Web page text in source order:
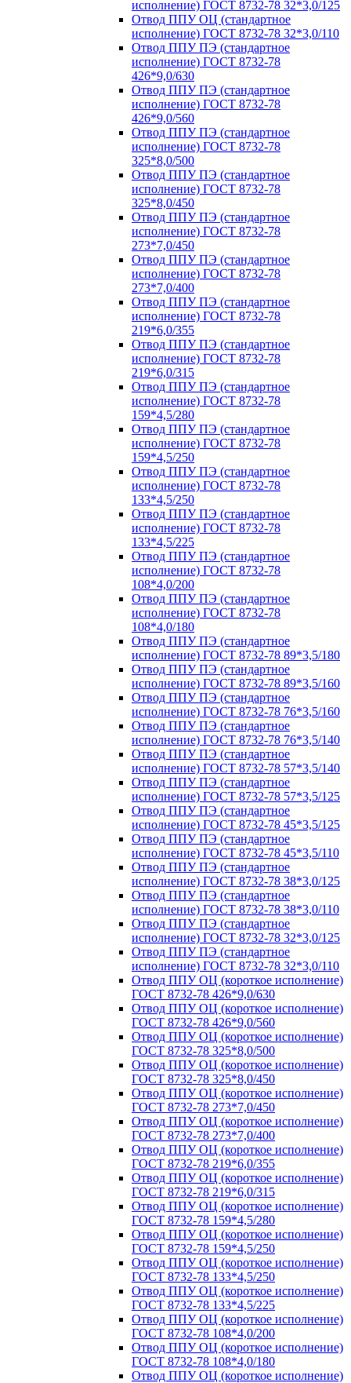
исполнение) ГОСТ 8732-78 32*3,0/125
Отвод ППУ ОЦ (стандартное
исполнение) ГОСТ 8732-78 32*3,0/110
Отвод ППУ ПЭ (стандартное
исполнение) ГОСТ 8732-78
426*9,0/630
Отвод ППУ ПЭ (стандартное
исполнение) ГОСТ 8732-78
426*9,0/560
Отвод ППУ ПЭ (стандартное
исполнение) ГОСТ 8732-78
325*8,0/500
Отвод ППУ ПЭ (стандартное
исполнение) ГОСТ 8732-78
325*8,0/450
Отвод ППУ ПЭ (стандартное
исполнение) ГОСТ 8732-78
273*7,0/450
Отвод ППУ ПЭ (стандартное
исполнение) ГОСТ 8732-78
273*7,0/400
Отвод ППУ ПЭ (стандартное
исполнение) ГОСТ 8732-78
219*6,0/355
Отвод ППУ ПЭ (стандартное
исполнение) ГОСТ 8732-78
219*6,0/315
Отвод ППУ ПЭ (стандартное
исполнение) ГОСТ 8732-78
159*4,5/280
Отвод ППУ ПЭ (стандартное
исполнение) ГОСТ 8732-78
159*4,5/250
Отвод ППУ ПЭ (стандартное
исполнение) ГОСТ 8732-78
133*4,5/250
Отвод ППУ ПЭ (стандартное
исполнение) ГОСТ 8732-78
133*4,5/225
Отвод ППУ ПЭ (стандартное
исполнение) ГОСТ 8732-78
108*4,0/200
Отвод ППУ ПЭ (стандартное
исполнение) ГОСТ 8732-78
108*4,0/180
Отвод ППУ ПЭ (стандартное
исполнение) ГОСТ 8732-78 89*3,5/180
Отвод ППУ ПЭ (стандартное
исполнение) ГОСТ 8732-78 89*3,5/160
Отвод ППУ ПЭ (стандартное
исполнение) ГОСТ 8732-78 76*3,5/160
Отвод ППУ ПЭ (стандартное
исполнение) ГОСТ 8732-78 76*3,5/140
Отвод ППУ ПЭ (стандартное
исполнение) ГОСТ 8732-78 57*3,5/140
Отвод ППУ ПЭ (стандартное
исполнение) ГОСТ 8732-78 57*3,5/125
Отвод ППУ ПЭ (стандартное
исполнение) ГОСТ 8732-78 45*3,5/125
Отвод ППУ ПЭ (стандартное
исполнение) ГОСТ 8732-78 45*3,5/110
Отвод ППУ ПЭ (стандартное
исполнение) ГОСТ 8732-78 38*3,0/125
Отвод ППУ ПЭ (стандартное
исполнение) ГОСТ 8732-78 38*3,0/110
Отвод ППУ ПЭ (стандартное
исполнение) ГОСТ 8732-78 32*3,0/125
Отвод ППУ ПЭ (стандартное
исполнение) ГОСТ 8732-78 32*3,0/110
Отвод ППУ ОЦ (короткое исполнение)
ГОСТ 8732-78 426*9,0/630
Отвод ППУ ОЦ (короткое исполнение)
ГОСТ 8732-78 426*9,0/560
Отвод ППУ ОЦ (короткое исполнение)
ГОСТ 8732-78 325*8,0/500
Отвод ППУ ОЦ (короткое исполнение)
ГОСТ 8732-78 325*8,0/450
Отвод ППУ ОЦ (короткое исполнение)
ГОСТ 8732-78 273*7,0/450
Отвод ППУ ОЦ (короткое исполнение)
ГОСТ 8732-78 273*7,0/400
Отвод ППУ ОЦ (короткое исполнение)
ГОСТ 8732-78 219*6,0/355
Отвод ППУ ОЦ (короткое исполнение)
ГОСТ 8732-78 219*6,0/315
Отвод ППУ ОЦ (короткое исполнение)
ГОСТ 8732-78 159*4,5/280
Отвод ППУ ОЦ (короткое исполнение)
ГОСТ 8732-78 159*4,5/250
Отвод ППУ ОЦ (короткое исполнение)
ГОСТ 8732-78 133*4,5/250
Отвод ППУ ОЦ (короткое исполнение)
ГОСТ 8732-78 133*4,5/225
Отвод ППУ ОЦ (короткое исполнение)
ГОСТ 8732-78 108*4,0/200
Отвод ППУ ОЦ (короткое исполнение)
ГОСТ 8732-78 108*4,0/180
Отвод ППУ ОЦ (короткое исполнение)